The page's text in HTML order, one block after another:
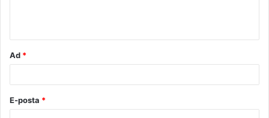
Ad *
E-posta *